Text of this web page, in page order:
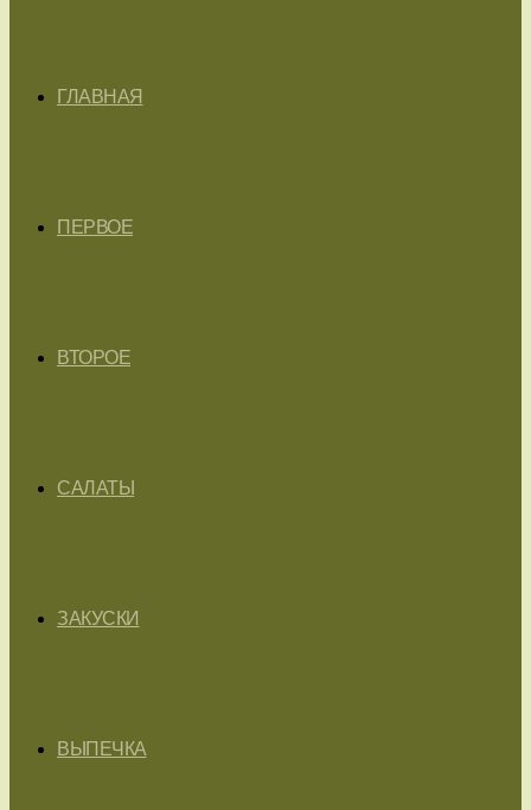
ГЛАВНАЯ
ПЕРВОЕ
ВТОРОЕ
САЛАТЫ
ЗАКУСКИ
ВЫПЕЧКА